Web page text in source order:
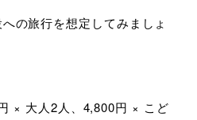
の旅行を想定してみましょ
× 大人2人、4,800円 × こど